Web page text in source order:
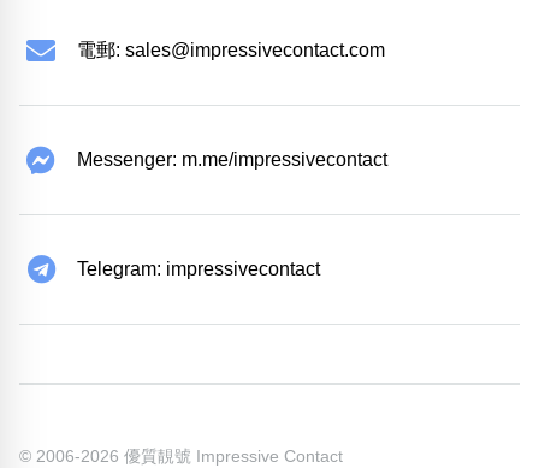
電郵: sales@impressivecontact.com
Messenger: m.me/impressivecontact
Telegram: impressivecontact
© 2006-2026 優質靚號 Impressive Contact